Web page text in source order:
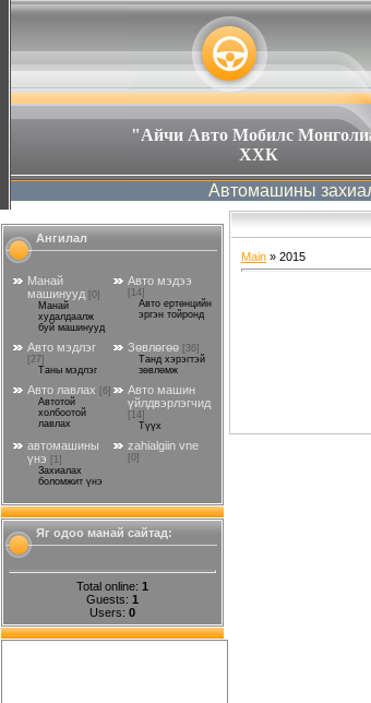
"Айчи Авто Мобилс
ХХК
Автомашины
Ангилал
Манай
машинууд [0]
Манай
худалдаалж
буй машинууд
Авто мэдээ
[14]
Авто ертөнцийн
эргэн тойронд
Авто мэдлэг
[27]
Таны мэдлэг
Зөвлөгөө
[36]
Танд хэрэгтэй
зөвлөмж
Авто лавлах
[6]
Автотой
холбоотой
лавлах
Авто машин
үйлдвэрлэгчид
[14]
Түүх
автомашины
үнэ
[1]
Захиалах
боломжит үнэ
zahialgiin vne
[0]
Яг одоо манай сайтад:
Total online: 1
Guests: 1
Users: 0
Main » 2015